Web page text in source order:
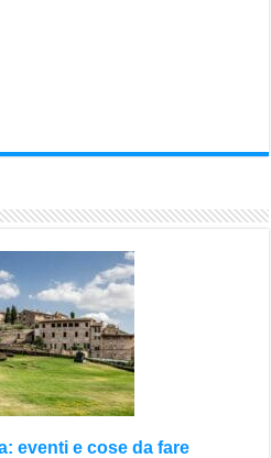
eventi e cose da fare